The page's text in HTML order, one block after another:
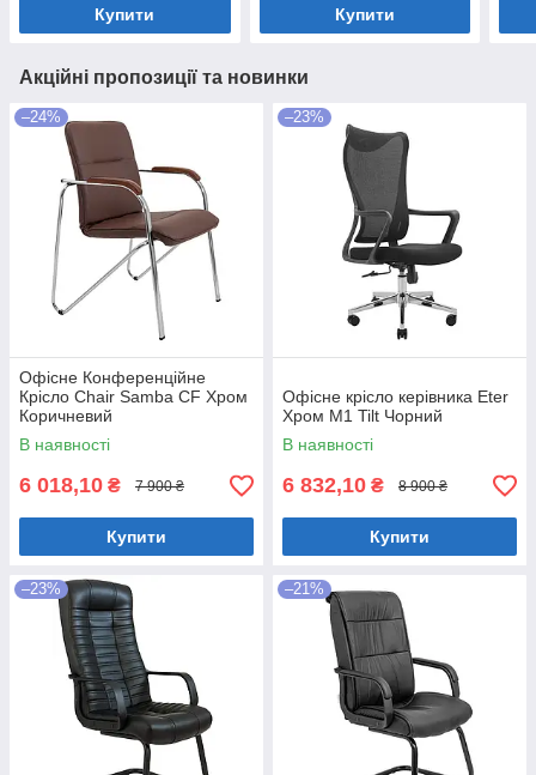
Купити Купити
Акційні пропозиції та новинки
–24%
Офісне Конференційне
Крісло Chair Samba CF Хром
Коричневий
В наявності
6 018,10 ₴ 7 900 ₴
Купити
–23%
Офісне крісло керівника Eter
Хром M1 Tilt Чорний
В наявності
6 832,10 ₴ 8 900 ₴
Купити
–23% –21%